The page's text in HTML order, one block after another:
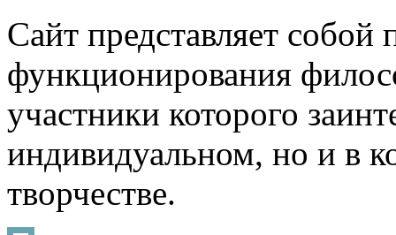
Сайт представляет собой
функционирования
участники которого
индивидуальном, но и в
творчестве.